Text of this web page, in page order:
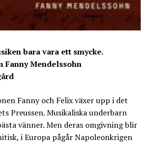
bara vara ett smycke.
Fanny Mendelssohn
Fanny och Felix växer upp i det
Preussen. Musikaliska underbarn
vänner. Men deras omgivning blir
i Europa pågår Napoleonkrigen